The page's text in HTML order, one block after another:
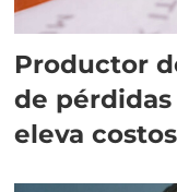
Productor
de
eleva costos